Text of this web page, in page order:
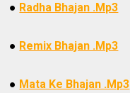
● Radha Bhajan .Mp3
● Remix Bhajan .Mp3
● Mata Ke Bhajan .Mp3